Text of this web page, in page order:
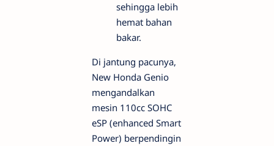
sehingga lebih
hemat bahan
bakar.
Di jantung pacunya,
New Honda Genio
mengandalkan
mesin 110cc SOHC
eSP (enhanced Smart
Power) berpendingin